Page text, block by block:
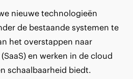
nieuwe technologieën
de bestaande systemen te
het overstappen naar
en werken in de cloud
schaalbaarheid biedt.